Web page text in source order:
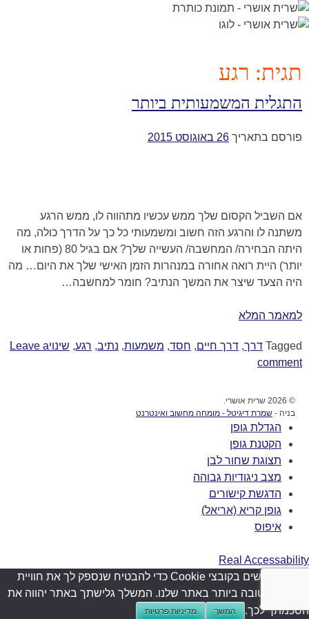
Skip
to
תגית: רגע
התגלית המשמעותית ביותר
פורסם בתאריך 26 באוגוסט 2015
אם השביל הקסום שלך ממש עכשיו מתהווה לו, ממש הרגע
משתנה לו והרגע הזה חשוב ומשמעותי כל כך על הדרך כולה, מה
היתה הבחירה/ המחשבה/ העשייה שלך? אם בגיל 80 (פחות או
יותר) היית רואה אחורה במנהרות הזמן האישי שלך את היום… מה
היה הצעד שיצר את המשך הנתיב? חומר למחשבה… ​​
למאמר המלא
Tagged דרך, דרך חיים, חסד, משמעות, נתיב, רגע, שינויLeave a
comment
© 2026 שרית אושרי.
בניה - שמרת דיגיטל - מומחה מחשוב ואינטרנט
הגדלת גופן
הקטנת גופן
תצוגת שחור לבן
מצב ניגודיות גבוהה
הדגשת קישורים
גופן קריא (אריאל)
איפוס
Real Accessability
אנו משתמשים בקובצי Cookie כדי להבטיח שנספק לך את חוויית
הגלישה הטובה ביותר באתר שלנו. המשלך גלישתך באתר יהווה את
הסכמתך לכך.
המשך מדיניות פרטיות